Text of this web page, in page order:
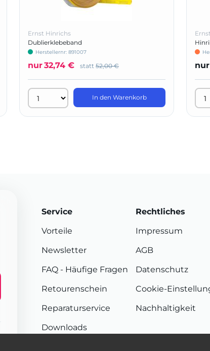
Ernst Hinrichs
Dublierklebeband
Herstellernr: 891007
nur32,74 € statt 52,00 €
In den Warenkorb
nur
Service
Vorteile
Newsletter
FAQ - Häufige Fragen
Retourenschein
Reparaturservice
Downloads
Rechtliches
Impressum
AGB
Datenschutz
Cookie-
Nachhaltigkeit